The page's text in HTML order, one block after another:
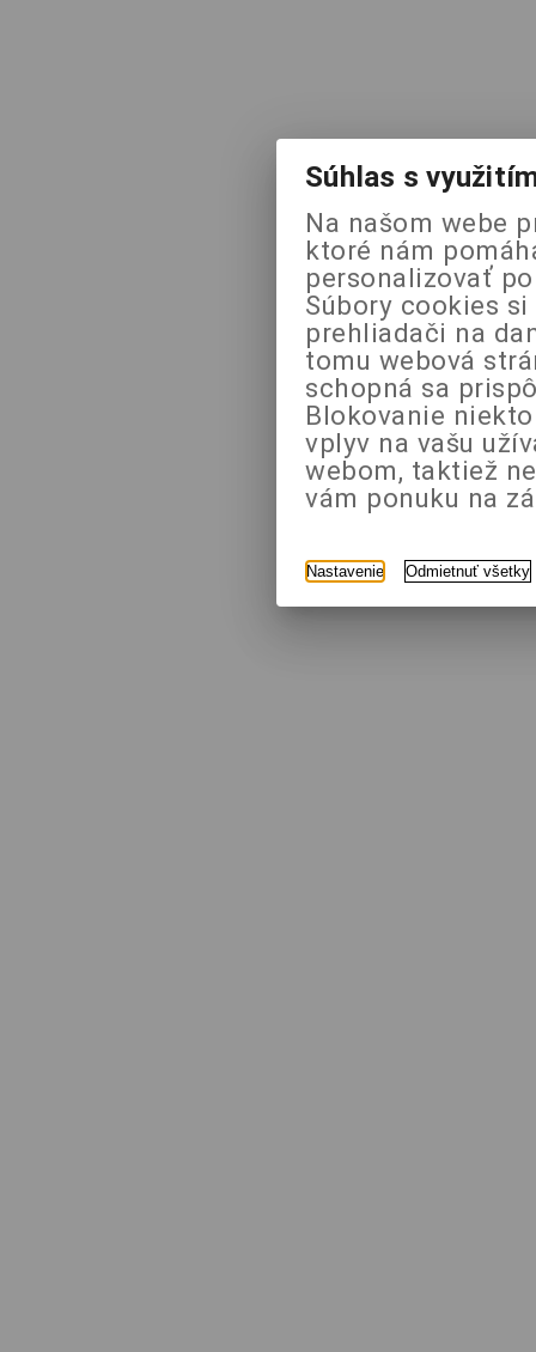
Súhlas s
Na našom webe
ktoré nám
personalizovať
Súbory cookies
prehliadači na
tomu webová
schopná sa
Blokovanie
vplyv na vašu
webom, taktiež
vám ponuku na
Nastavenie Odmietnuť všetky